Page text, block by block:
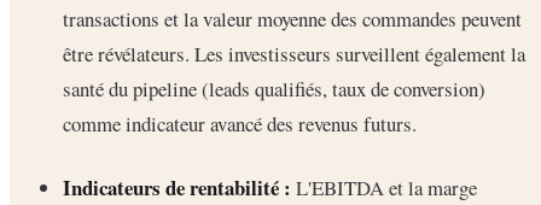
transactions et la valeur moyenne des commandes peuvent
être révélateurs. Les investisseurs surveillent également la
santé du pipeline (leads qualifiés, taux de conversion)
comme indicateur avancé des revenus futurs.
Indicateurs de rentabilité : L'EBITDA et la marge